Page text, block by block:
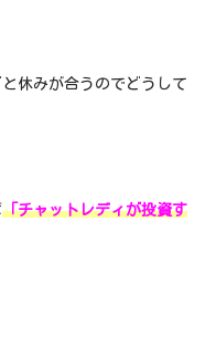
休みが合うのでどうして
「チャットレディが投資す